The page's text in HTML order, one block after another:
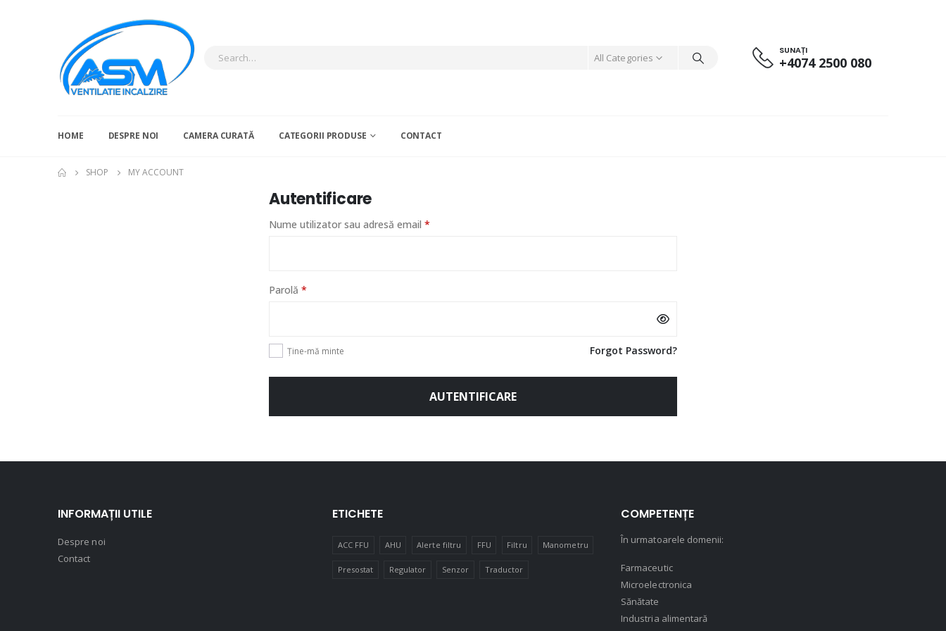
All Categories
SUNAȚI
+4074 2500 080
HOME DESPRE NOI CAMERA CURATĂ CATEGORII PRODUSE CONTACT
SHOP MY ACCOUNT
Autentificare
Nume utilizator sau adresă email *
Parolă *
Ține-mă minte Forgot Password?
AUTENTIFICARE
INFORMAȚII UTILE
Despre noi
Contact
ETICHETE
ACC FFU AHU Alerte filtru FFU Filtru Manometru
Presostat Regulator Senzor Traductor
COMPETENȚE
În urmatoarele domenii:
Farmaceutic
Microelectronica
Sănătate
Industria alimentară